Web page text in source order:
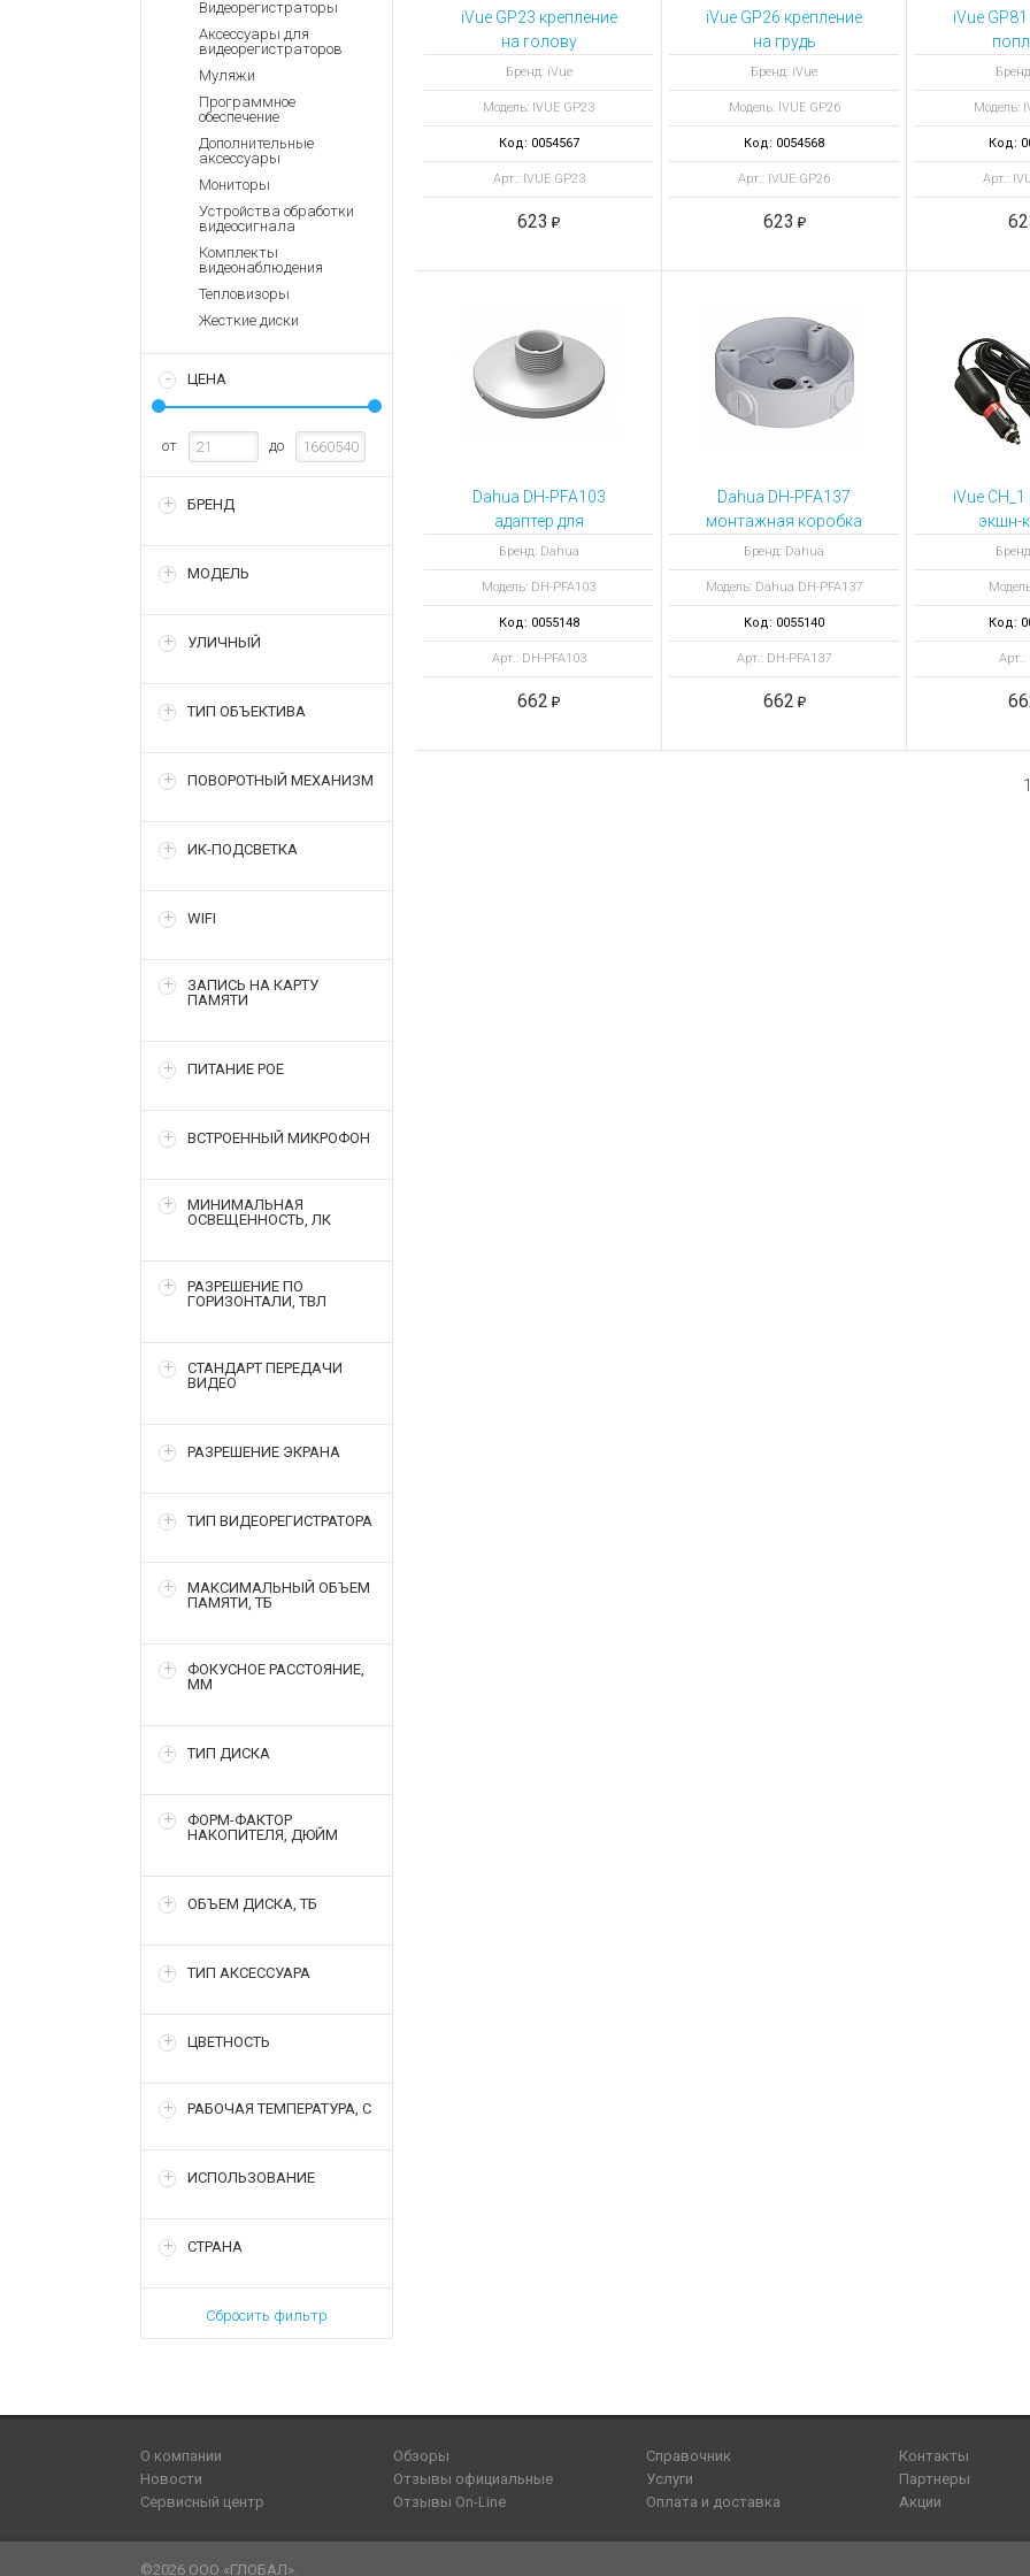
Запасные
Терминалы
оплаты
Зарядные устройства для ноутбуков
Архивные товары
Видеорегистраторы
Аксессуары для
видеорегистраторов
Муляжи
Программное
обеспечение
Дополнительные
аксессуары
Мониторы
Устройства обработки
видеосигнала
Комплекты
видеонаблюдения
Тепловизоры
Жесткие диски
ЦЕНА
от до
БРЕНД
МОДЕЛЬ
УЛИЧНЫЙ
ТИП ОБЪЕКТИВА
ПОВОРОТНЫЙ МЕХАНИЗМ
ИК-ПОДСВЕТКА
WIFI
ЗАПИСЬ НА КАРТУ
ПАМЯТИ
ПИТАНИЕ POE
ВСТРОЕННЫЙ МИКРОФОН
МИНИМАЛЬНАЯ
ОСВЕЩЕННОСТЬ, ЛК
РАЗРЕШЕНИЕ ПО
ГОРИЗОНТАЛИ, ТВЛ
СТАНДАРТ ПЕРЕДАЧИ
ВИДЕО
РАЗРЕШЕНИЕ ЭКРАНА
ТИП ВИДЕОРЕГИСТРАТОРА
МАКСИМАЛЬНЫЙ ОБЪЕМ
ПАМЯТИ, ТБ
ФОКУСНОЕ РАССТОЯНИЕ,
ММ
ТИП ДИСКА
ФОРМ-ФАКТОР
НАКОПИТЕЛЯ, ДЮЙМ
ОБЪЕМ ДИСКА, ТБ
ТИП АКСЕССУАРА
ЦВЕТНОСТЬ
РАБОЧАЯ ТЕМПЕРАТУРА, С
ИСПОЛЬЗОВАНИЕ
СТРАНА
Сбросить фильтр
iVue GP23 крепление
на голову
Бренд: iVue
Модель: IVUE GP23
Код: 0054567
Арт.: IVUE GP23
623
iVue GP26 крепление
на грудь
Бренд: iVue
Модель: IVUE GP26
Код: 0054568
Арт.: IVUE GP26
623
iVue
Модель:
Код:
Арт.:
Dahua DH-PFA103
адаптер для
настенного
кронштейна
Бренд: Dahua
Модель: DH-PFA103
Код: 0055148
Арт.: DH-PFA103
662
Dahua DH-PFA137
монтажная коробка
Бренд: Dahua
Модель: Dahua DH-PFA137
Код: 0055140
Арт.: DH-PFA137
662
iVue
экшн-
Код:
Арт.:
1
О компании
Новости
Сервисный центр
Обзоры
Отзывы официальные
Отзывы On-Line
Справочник
Услуги
Оплата и доставка
Контакты
Партнеры
Акции
©2026 ООО «ГЛОБАЛ».